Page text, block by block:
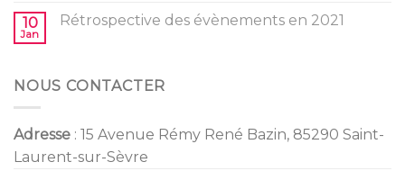
Mariage
2022
10
Jan
Rétrospective des évènements en 2021
NOUS CONTACTER
Adresse : 15 Avenue Rémy René Bazin, 85290 Saint-
Laurent-sur-Sèvre